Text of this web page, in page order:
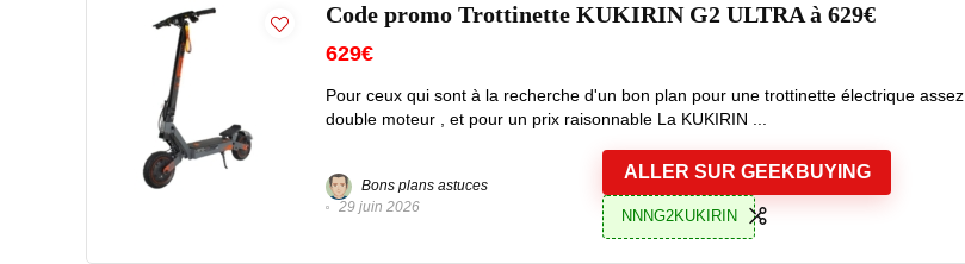
Code promo Trottinette KUKIRIN G2 ULTRA à 629€
629€
Pour ceux qui sont à la recherche d'un bon plan pour une trottinette électrique assez
double moteur , et pour un prix raisonnable La KUKIRIN ...
Bons plans astuces
29 juin 2026
ALLER SUR GEEKBUYING
NNNG2KUKIRIN